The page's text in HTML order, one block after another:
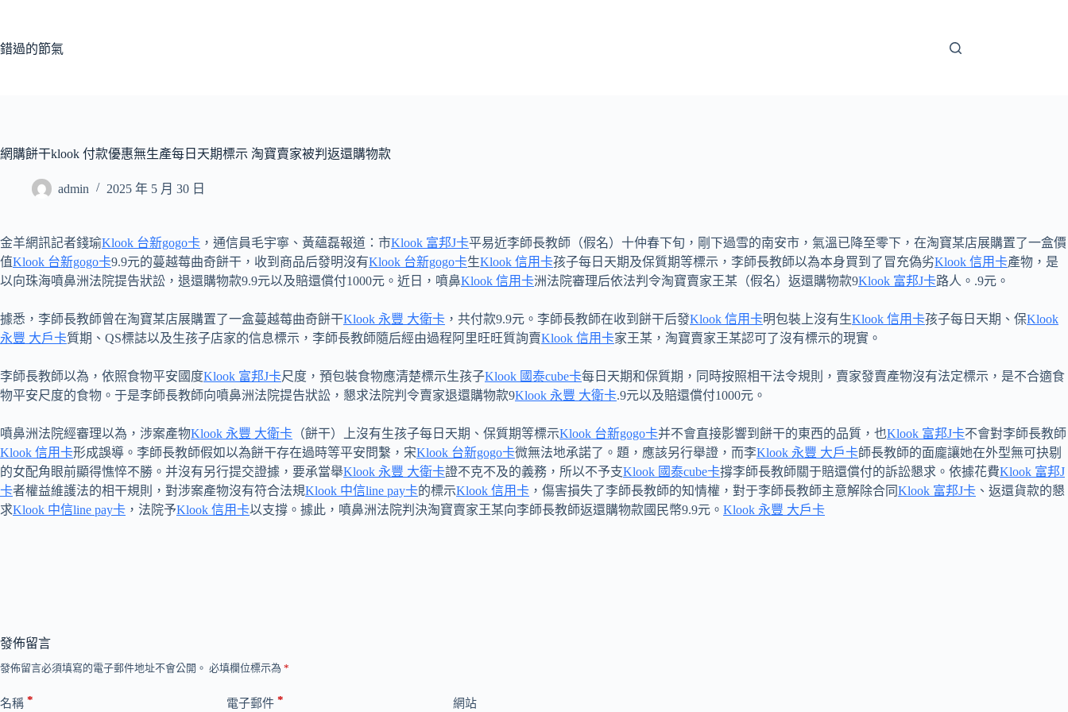
主
錯過的節氣
網購餅干klook 付款優惠無生產每日天期標示 淘寶賣家被判返還購物款
admin 2025 年 5 月 30 日
金羊網訊記者錢瑜Klook 台新gogo卡 ，通信員毛宇寧、黃蘊磊報道：市Klook 富邦J卡平易近李師長教師（假名）十仲春下旬，剛下過雪的南安市，氣溫已降至零下，在淘寶某店展購置了一盒價
值Klook 台新gogo卡9.9元的蔓越莓曲奇餅干，收到商品后發明沒有Klook 台新gogo卡生Klook 信用卡孩子每日天期及保質期等標示，李師長教師以為本身買到了冒充偽劣Klook 信用卡產物，是
以向珠海噴鼻洲法院提告狀訟，退還購物款9.9元以及賠還償付1000元。近日，噴鼻Klook 信用卡洲法院審理后依法判令淘寶賣家王某（假名）返還購物款9Klook 富邦J卡路人。.9元。
據悉，李師長教師曾在淘寶某店展購置了一盒蔓越莓曲奇餅干Klook 永豐 大衛卡 ，共付款9.9元。李師長教師在收到餅干后發Klook 信用卡明包裝上沒有生Klook 信用卡孩子每日天期、保Klook
永豐 大戶卡質期、QS標誌以及生孩子店家的信息標示，李師長教師隨后經由過程阿里旺旺質詢賣Klook 信用卡家王某，淘寶賣家王某認可了沒有標示的現實。
李師長教師以為，依照食物平安國度Klook 富邦J卡尺度，預包裝食物應清楚標示生孩子Klook 國泰cube卡每日天期和保質期，同時按照相干法令規則，賣家發賣產物沒有法定標示，是不合適食
物平安尺度的食物。于是李師長教師向噴鼻洲法院提告狀訟，懇求法院判令賣家退還購物款9Klook 永豐 大衛卡.9元以及賠還償付1000元。
噴鼻洲法院經審理以為，涉案產物Klook 永豐 大衛卡 （餅干）上沒有生孩子每日天期、保質期等標示Klook 台新gogo卡并不會直接影響到餅干的東西的品質，也Klook 富邦J卡不會對李師長教師
Klook 信用卡形成誤導。李師長教師假如以為餅干存在過時等平安問繫，宋Klook 台新gogo卡微無法地承諾了。題，應該另行舉證，而李Klook 永豐 大戶卡師長教師的面龐讓她在外型無可抉剔
的女配角眼前顯得憔悴不勝。并沒有另行提交證據，要承當舉Klook 永豐 大衛卡證不克不及的義務，所以不予支Klook 國泰cube卡撐李師長教師關于賠還償付的訴訟懇求。依據花費Klook 富邦J
卡者權益維護法的相干規則，對涉案產物沒有符合法規Klook 中信line pay卡的標示Klook 信用卡 ，傷害損失了李師長教師的知情權，對于李師長教師主意解除合同Klook 富邦J卡 、返還貨款的懇
求Klook 中信line pay卡 ，法院予Klook 信用卡以支撐。據此，噴鼻洲法院判決淘寶賣家王某向李師長教師返還購物款國民幣9.9元。 Klook 永豐 大戶卡
發佈留言
發佈留言必須填寫的電子郵件地址不會公開。 必填欄位標示為 *
名稱 * 電子郵件 * 網站